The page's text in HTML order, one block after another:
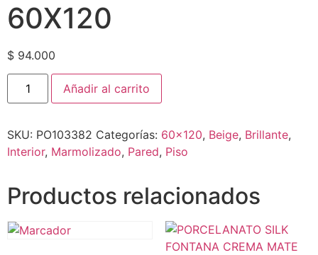
60X120
$ 94.000
Añadir al carrito
SKU: PO103382 Categorías: 60x120, Beige, Brillante,
Interior, Marmolizado, Pared, Piso
Productos relacionados